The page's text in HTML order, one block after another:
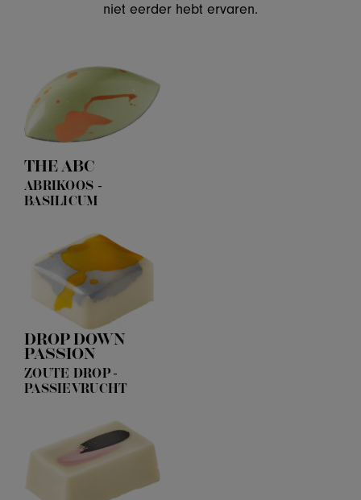
ONE
niet eerder hebt ervaren.
THE ABC
ABRIKOOS -
BASILICUM
DROP DOWN
PASSION
ZOUTE DROP -
PASSIEVRUCHT